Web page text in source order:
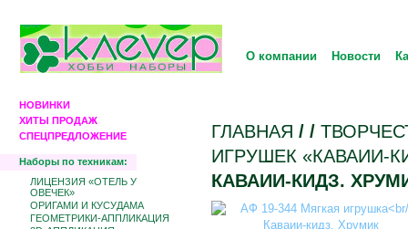
О компании Новости
НОВИНКИ
ХИТЫ ПРОДАЖ
СПЕЦПРЕДЛОЖЕНИЕ
Наборы по техникам:
ЛИЦЕНЗИЯ «ОТЕЛЬ У
ОВЕЧЕК»
ОРИГАМИ И КУСУДАМА
ГЕОМЕТРИКИ-АППЛИКАЦИЯ
ГЛАВНАЯ / /
ИГРУШЕК «КАВАИИ-
КАВАИИ-КИДЗ.